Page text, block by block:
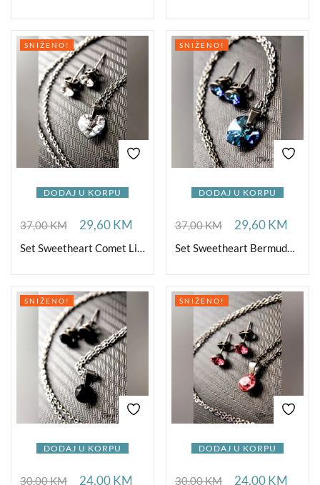
DODAJ U KORPU
SNIŽENO!
37,00KM 29,60KM
Set Sweetheart Comet Light
DODAJ U KORPU
SNIŽENO!
37,00KM 29,60KM
Set Sweetheart Bermuda Blue S
DODAJ U KORPU
SNIŽENO!
30,00KM 24,00KM
DODAJ U KORPU
SNIŽENO!
30,00KM 24,00KM